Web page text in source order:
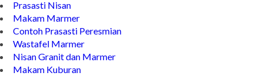
Prasasti Nisan
Makam Marmer
Contoh Prasasti Peresmian
Wastafel Marmer
Nisan Granit dan Marmer
Makam Kuburan